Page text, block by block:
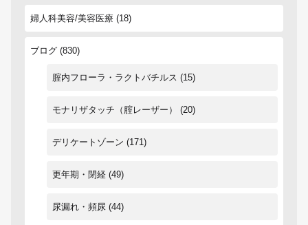
婦人科美容/美容医療 (18)
ブログ (830)
腟内フローラ・ラクトバチルス (15)
モナリザタッチ（腟レーザー） (20)
デリケートゾーン (171)
更年期・閉経 (49)
尿漏れ・頻尿 (44)